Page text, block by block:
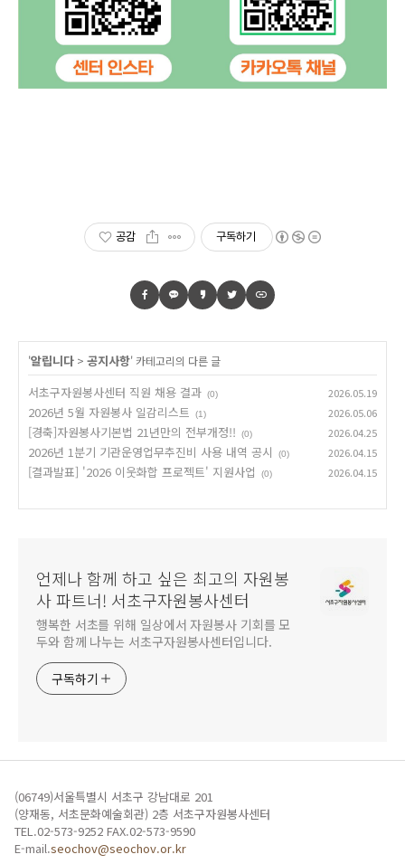
공감 구독하기
'알립니다 > 공지사항' 카테고리의 다른 글
서초구자원봉사센터 직원 채용 결과 (0) 2026.05.19
2026년 5월 자원봉사 일감리스트 (1) 2026.05.06
[경축]자원봉사기본법 21년만의 전부개정!! (0) 2026.04.25
2026년 1분기 기관운영업무추진비 사용 내역 공시 (0) 2026.04.15
[결과발표] '2026 이웃화합 프로젝트' 지원사업 (0) 2026.04.15
언제나 함께 하고 싶은 최고의 자원봉
사 파트너! 서초구자원봉사센터
행복한 서초를 위해 일상에서 자원봉사 기회를 모
두와 함께 나누는 서초구자원봉사센터입니다.
구독하기
(06749)서울특별시 서초구 강남대로 201
(양재동, 서초문화예술회관) 2층 서초구자원봉사센터
TEL.02-573-9252 FAX.02-573-9590
E-mail.seochov@seochov.or.kr